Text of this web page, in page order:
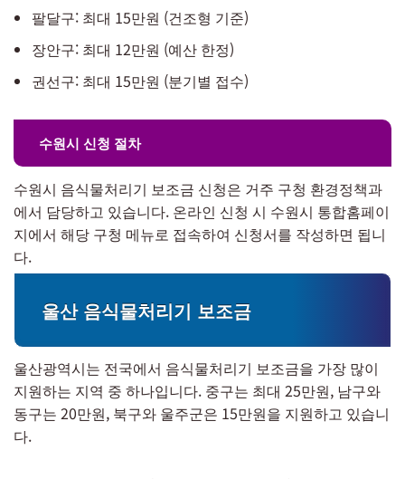
팔달구: 최대 15만원 (건조형 기준)
장안구: 최대 12만원 (예산 한정)
권선구: 최대 15만원 (분기별 접수)
수원시 신청 절차
수원시 음식물처리기 보조금 신청은 거주 구청 환경정책과
에서 담당하고 있습니다. 온라인 신청 시 수원시 통합홈페이
지에서 해당 구청 메뉴로 접속하여 신청서를 작성하면 됩니
다.
울산 음식물처리기 보조금
울산광역시는 전국에서 음식물처리기 보조금을 가장 많이
지원하는 지역 중 하나입니다. 중구는 최대 25만원, 남구와
동구는 20만원, 북구와 울주군은 15만원을 지원하고 있습니
다.